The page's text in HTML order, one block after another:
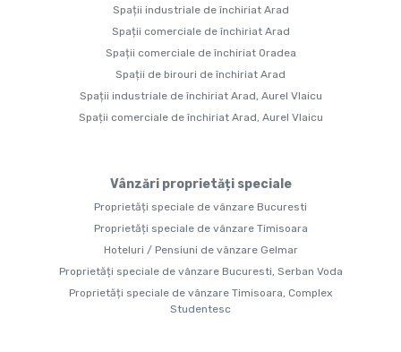
Spații industriale de închiriat Arad
Spații comerciale de închiriat Arad
Spații comerciale de închiriat Oradea
Spații de birouri de închiriat Arad
Spații industriale de închiriat Arad, Aurel Vlaicu
Spații comerciale de închiriat Arad, Aurel Vlaicu
Vânzări proprietăți speciale
Proprietăți speciale de vânzare Bucuresti
Proprietăți speciale de vânzare Timisoara
Hoteluri / Pensiuni de vânzare Gelmar
Proprietăți speciale de vânzare Bucuresti, Serban Voda
Proprietăți speciale de vânzare Timisoara, Complex
Studentesc